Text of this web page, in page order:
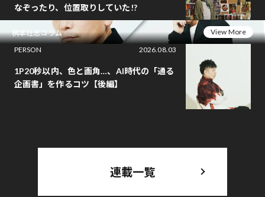
なぞったり、位置取りしていた!?
桝本壮志コラム
View More
PERSON
2026.08.03
1P20秒以内、色と画角…、AI時代の「通る
企画書」を作るコツ【後編】
連載一覧